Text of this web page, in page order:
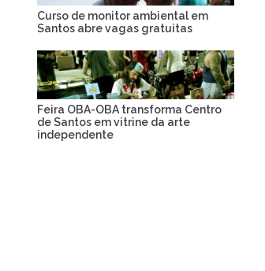
Curso de monitor ambiental em
Santos abre vagas gratuitas
Feira OBA-OBA transforma Centro
de Santos em vitrine da arte
independente